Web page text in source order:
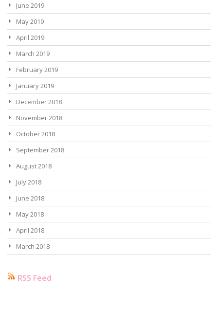
June 2019
May 2019
April 2019
March 2019
February 2019
January 2019
December 2018
November 2018
October 2018
September 2018
August 2018
July 2018
June 2018
May 2018
April 2018
March 2018
RSS Feed